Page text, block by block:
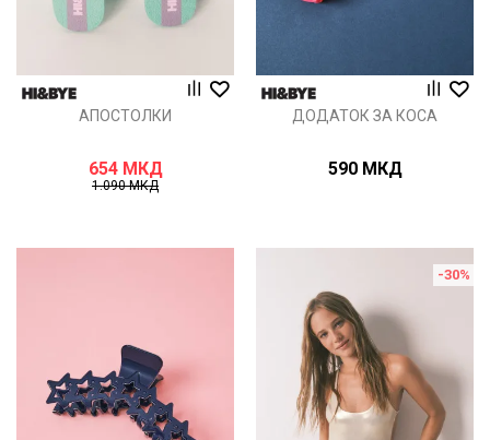
АПОСТОЛКИ
654 МКД
1.090МКД
ДОДАТОК ЗА КОСА
590 МКД
-30%